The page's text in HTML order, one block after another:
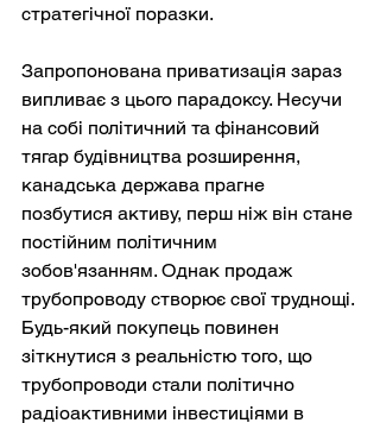
стратегічної поразки.
Запропонована приватизація зараз
випливає з цього парадоксу. Несучи
на собі політичний та фінансовий
тягар будівництва розширення,
канадська держава прагне
позбутися активу, перш ніж він стане
постійним політичним
зобов'язанням. Однак продаж
трубопроводу створює свої труднощі.
Будь-який покупець повинен
зіткнутися з реальністю того, що
трубопроводи стали політично
радіоактивними інвестиціями в